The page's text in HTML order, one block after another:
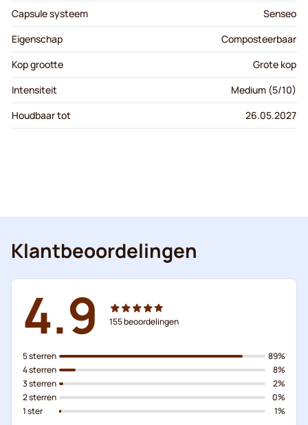
Capsule systeem
Senseo
Eigenschap
Composteerbaar
Kop grootte
Grote kop
Intensiteit
Medium (5/10)
Houdbaar tot
26.05.2027
Klantbeoordelingen
4.9 155beoordelingen
5 sterren
4 sterren
3 sterren
2 sterren
1 ster
89%
8%
2%
0%
1%